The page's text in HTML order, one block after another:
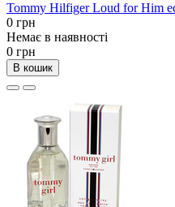
Tommy Hilfiger Loud for Him
0 грн
Немає в наявності
0 грн
В кошик